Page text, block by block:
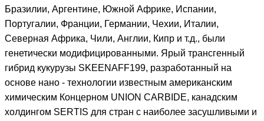
Бразилии, Аргентине, Южной Африке, Испании,
Португалии, Франции, Германии, Чехии, Италии,
Cеверная Африка, Чили, Англии, Кипр и т.д., были
генетически модифицированными. Ярый трансгенный
гибрид кукурузы SKEENAFF199, разработанный на
основе нано - технологии известным американским
химическим Концерном UNION CARBIDE, канадским
холдингом SERTIS для стран с наиболее засушливыми и